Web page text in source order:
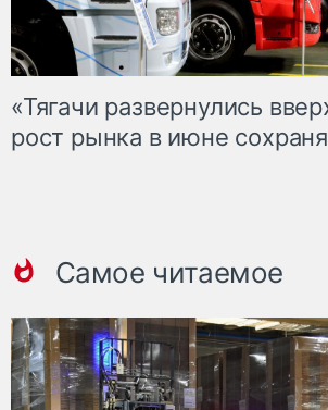
«Тягачи развернулись
рост рынка в июне
Самое читаемое